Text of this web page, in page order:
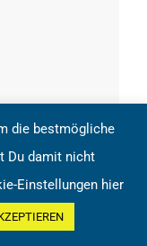
die bestmögliche
Du damit nicht
Einstellungen hier